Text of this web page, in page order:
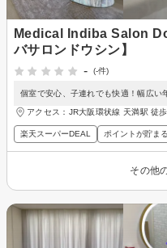
Medical Indiba Salon
バサロンドウシン】
-
(-件)
個室で安心、子連れでも快適！幅広い
アクセス：JR大阪環状線 天満駅 徒
楽天スーパーDEAL ポイントが貯ま
その他